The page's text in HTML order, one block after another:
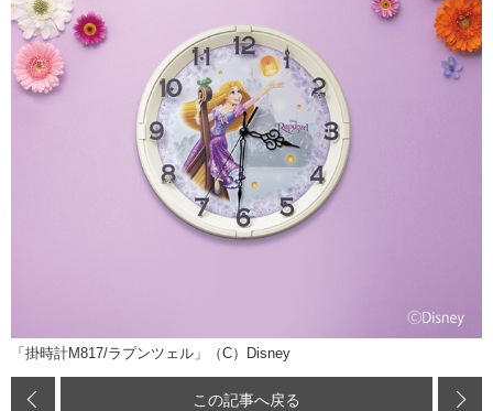
「掛時計M817/ラプンツェル」（C）Disney
この記事へ戻る